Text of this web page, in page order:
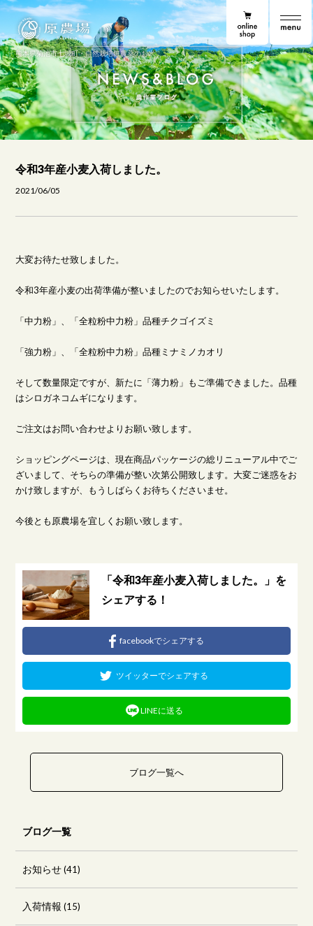
原農場便り
原農場
熊本県菊池市七城町・自然栽培無農薬のお米
online shop
令和3年産小麦入荷しました。
2021/06/05
大変お待たせ致しました。
令和3年産小麦の出荷準備が整いましたのでお知らせいたします。
「中力粉」、「全粒粉中力粉」品種チクゴイズミ
「強力粉」、「全粒粉中力粉」品種ミナミノカオリ
そして数量限定ですが、新たに「薄力粉」もご準備できました。品種
はシロガネコムギになります。
ご注文はお問い合わせよりお願い致します。
ショッピングページは、現在商品パッケージの総リニューアル中でご
ざいまして、そちらの準備が整い次第公開致します。大変ご迷惑をお
かけ致しますが、もうしばらくお待ちくださいませ。
今後とも原農場を宜しくお願い致します。
「令和3年産小麦入荷しました。」を
シェアする！
facebookでシェアする
ツイッターでシェアする
LINEに送る
ブログ一覧へ
ブログ一覧
お知らせ(41)
入荷情報 (15)